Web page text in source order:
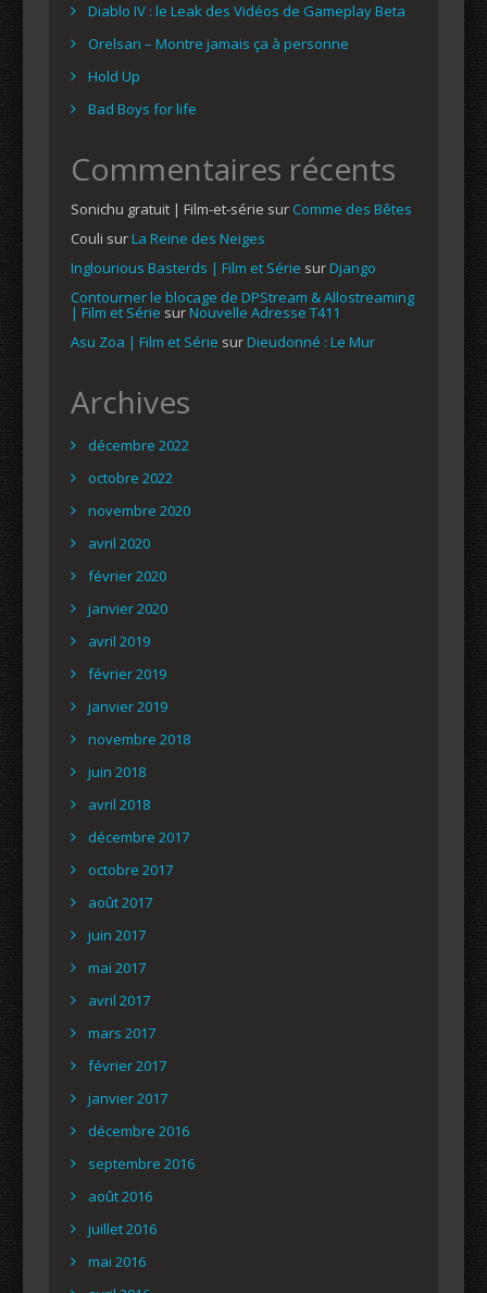
Diablo IV : le Leak des Vidéos de Gameplay Beta
Orelsan – Montre jamais ça à personne
Hold Up
Bad Boys for life
Commentaires récents
Sonichu gratuit | Film-et-série sur Comme des Bêtes
Couli surLa Reine des Neiges
Inglourious Basterds | Film et Série surDjango
Contourner le blocage de DPStream & Allostreaming
| Film et Série surNouvelle Adresse T411
Asu Zoa | Film et Série surDieudonné : Le Mur
Archives
décembre 2022
octobre 2022
novembre 2020
avril 2020
février 2020
janvier 2020
avril 2019
février 2019
janvier 2019
novembre 2018
juin 2018
avril 2018
décembre 2017
octobre 2017
août 2017
juin 2017
mai 2017
avril 2017
mars 2017
février 2017
janvier 2017
décembre 2016
septembre 2016
août 2016
juillet 2016
mai 2016